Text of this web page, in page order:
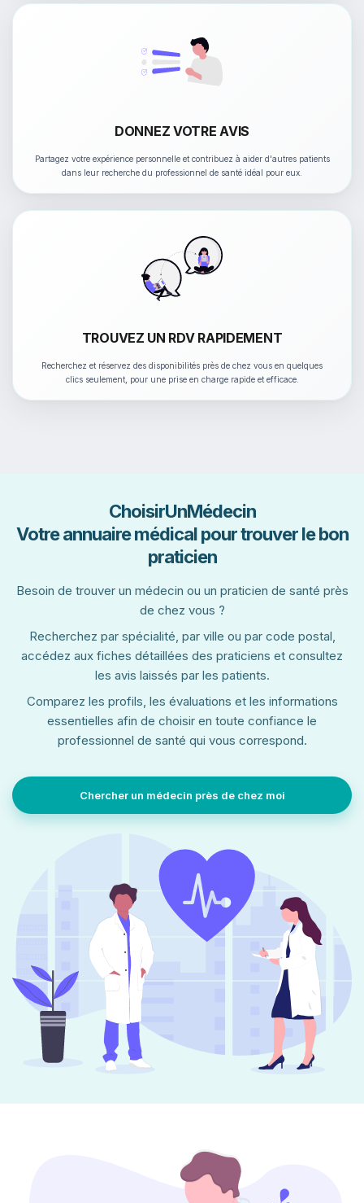
DONNEZ VOTRE AVIS
Partagez votre expérience personnelle et contribuez à aider d'autres patients
dans leur recherche du professionnel de santé idéal pour eux.
TROUVEZ UN RDV RAPIDEMENT
Recherchez et réservez des disponibilités près de chez vous en quelques
clics seulement, pour une prise en charge rapide et efficace.
ChoisirUnMédecin
Votre annuaire médical pour trouver le bon
praticien
Besoin de trouver un médecin ou un praticien de santé près
de chez vous ?
Recherchez par spécialité, par ville ou par code postal,
accédez aux fiches détaillées des praticiens et consultez
les avis laissés par les patients.
Comparez les profils, les évaluations et les informations
essentielles afin de choisir en toute confiance le
professionnel de santé qui vous correspond.
Chercher un médecin près de chez moi